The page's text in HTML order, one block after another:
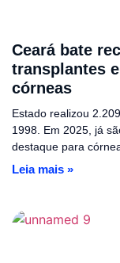
Ceará bate
transplantes
córneas
Estado realizou
1998. Em 2025, já
destaque para
Leia mais »